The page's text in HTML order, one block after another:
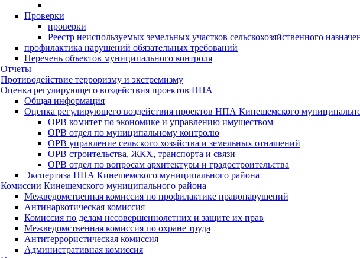
Проверки
проверки
Реестр неиспользуемых земельных участков сельскохозяйственного
профилактика нарушений обязательных требований
Перечень объектов муниципального контроля
Отчеты
Противодействие терроризму и экстремизму
Оценка регулирующего воздействия проектов НПА
Общая информация
Оценка регулирующего воздействия проектов НПА Кинешемского
ОРВ комитет по экономике и управлению имуществом
ОРВ отдел по муниципальному контролю
ОРВ управление сельского хозяйства и земельных отнашений
ОРВ строительства, ЖКХ, транспорта и связи
ОРВ отдел по вопросам архитектуры и градостроительства
Экспертиза НПА Кинешемского муниципального района
Комиссии Кинешемского муниципального района
Межведомственная комиссия по профилактике правонарушений
Антинаркотическая комиссия
Комиссия по делам несовершеннолетних и защите их прав
Межведомственная комиссия по охране труда
Антитеррористическая комиссия
Административная комиссия